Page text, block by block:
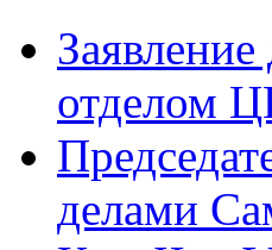
отделом
делами